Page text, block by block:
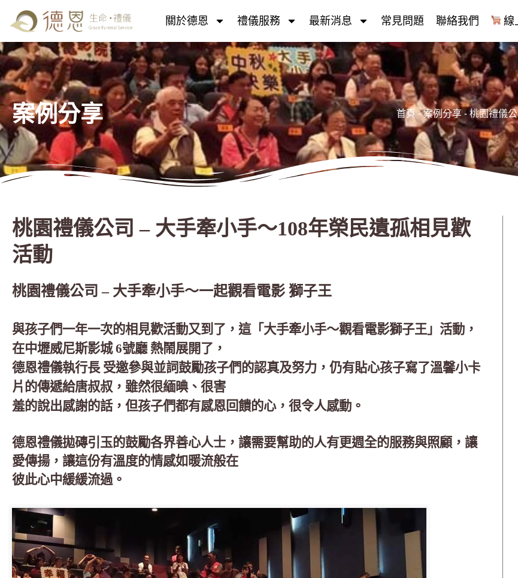
關於德恩 禮儀服務 最新消息 常見問題 聯絡我們 線
案例分享 首頁 -案例分享- 桃園禮儀
桃園禮儀公司 – 大手牽小手～108年榮民遺孤相見歡
活動
桃園禮儀公司 – 大手牽小手～一起觀看電影 獅子王
與孩子們一年一次的相見歡活動又到了，這「大手牽小手～觀看電影獅子王」活動，
在中壢威尼斯影城 6號廳 熱鬧展開了，
德恩禮儀執行長 受邀參與並詞鼓勵孩子們的認真及努力，仍有貼心孩子寫了溫馨小卡
片的傳遞給唐叔叔，雖然很緬晪、很害
羞的說出感謝的話，但孩子們都有感恩回饋的心，很令人感動。
德恩禮儀拋磚引玉的鼓勵各界善心人士，讓需要幫助的人有更週全的服務與照顧，讓
愛傳揚，讓這份有溫度的情感如暖流般在
彼此心中緩緩流過。